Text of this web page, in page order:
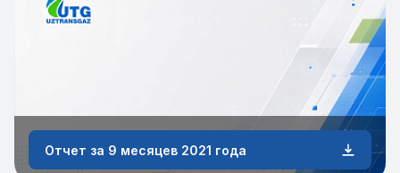
Отчет за 9 месяцев 2021 года